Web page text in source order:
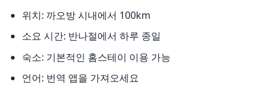
위치: 까오방 시내에서 100km
소요 시간: 반나절에서 하루 종일
숙소: 기본적인 홈스테이 이용 가능
언어: 번역 앱을 가져오세요